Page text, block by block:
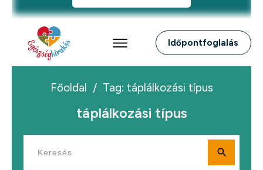
Időpontfoglalás
Főoldal / Tag: táplálkozási típus
táplálkozási típus